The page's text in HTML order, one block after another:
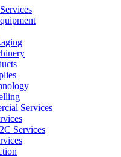
Services
Services